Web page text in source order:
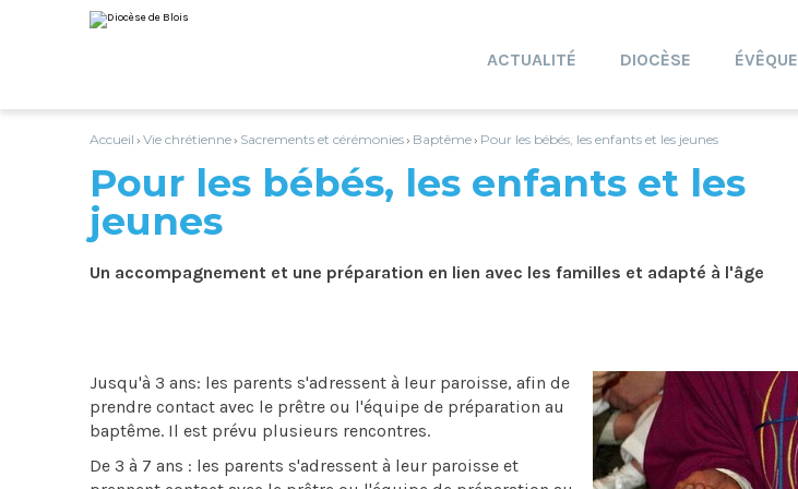
au
contenu.
personnels
ACTUALITÉ DIOCÈSE ÉVÊQUE
Accueil › Vie chrétienne› Sacrements et cérémonies› Baptême› Pour les bébés, les enfants et les jeunes
Pour les bébés, les enfants et les
jeunes
Un accompagnement et une préparation en lien avec les familles et adapté à l'âge
Jusqu'à 3 ans: les parents s'adressent à leur paroisse, afin de
prendre contact avec le prêtre ou l'équipe de préparation au
baptême. Il est prévu plusieurs rencontres.
De 3 à 7 ans : les parents s'adressent à leur paroisse et